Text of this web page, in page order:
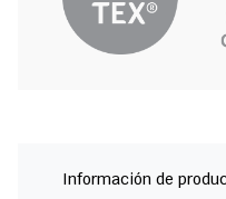
Información de